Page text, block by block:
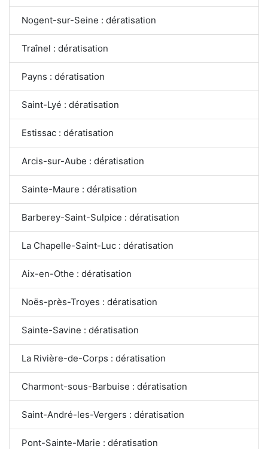
Nogent-sur-Seine : dératisation
Traînel : dératisation
Payns : dératisation
Saint-Lyé : dératisation
Estissac : dératisation
Arcis-sur-Aube : dératisation
Sainte-Maure : dératisation
Barberey-Saint-Sulpice : dératisation
La Chapelle-Saint-Luc : dératisation
Aix-en-Othe : dératisation
Noës-près-Troyes : dératisation
Sainte-Savine : dératisation
La Rivière-de-Corps : dératisation
Charmont-sous-Barbuise : dératisation
Saint-André-les-Vergers : dératisation
Pont-Sainte-Marie : dératisation